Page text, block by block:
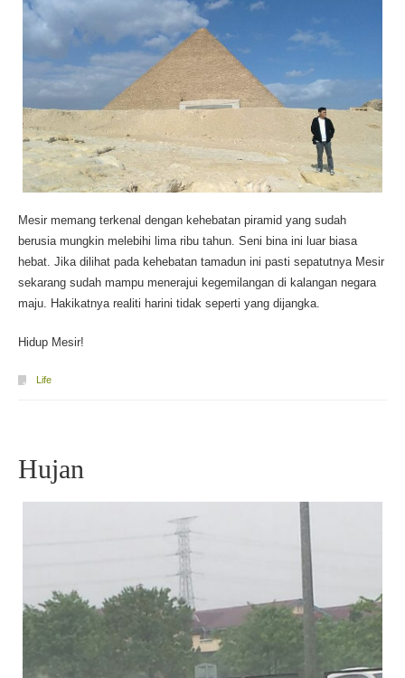
Mesir memang terkenal dengan kehebatan piramid yang sudah
berusia mungkin melebihi lima ribu tahun. Seni bina ini luar biasa
hebat. Jika dilihat pada kehebatan tamadun ini pasti sepatutnya Mesir
sekarang sudah mampu menerajui kegemilangan di kalangan negara
maju. Hakikatnya realiti harini tidak seperti yang dijangka.
Hidup Mesir!
Life
Hujan